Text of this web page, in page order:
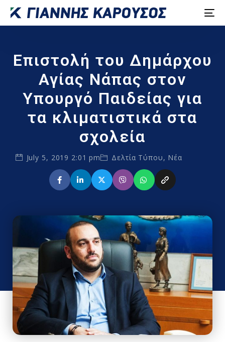
Επιστολή του Δημάρχου
Αγίας Νάπας στον
Υπουργό Παιδείας για
τα κλιματιστικά στα
σχολεία
July 5, 2019 2:01 pm Δελτία Τύπου, Νέα